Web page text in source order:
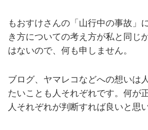
もおすけさんの「山行中の事故」
き方についての考え方が私と同じ
はないので、何も申しません。
ブログ、ヤマレコなどへの想いは
たいことも人それぞれです。何が
人それぞれが判断すれば良いと思